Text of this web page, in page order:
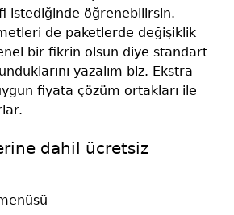
istediğinde öğrenebilirsin.
de paketlerde değişiklik
bir fikrin olsun diye standart
yazalım biz. Ekstra
fiyata çözüm ortakları ile
dahil ücretsiz